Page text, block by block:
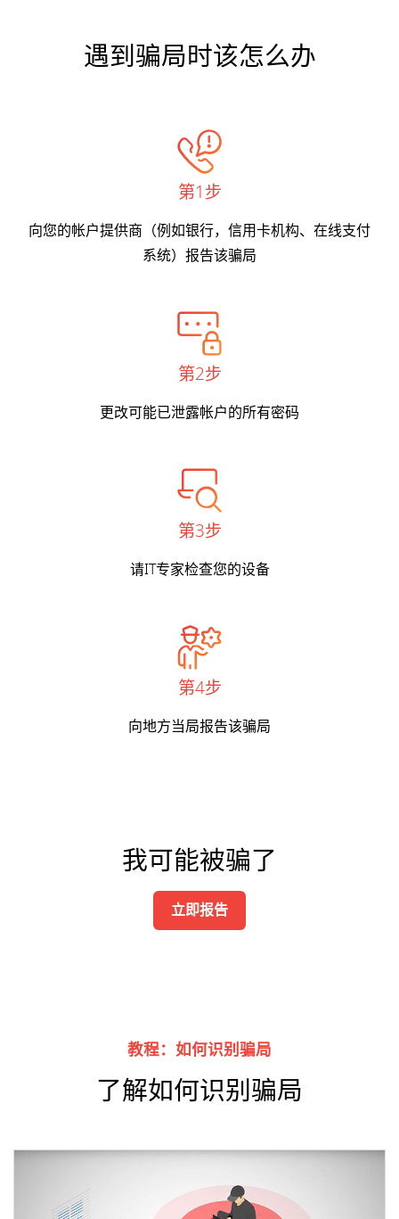
遇到骗局时该怎么办
第1步
向您的帐户提供商（例如银行，信用卡机构、在线支付
系统）报告该骗局
第2步
更改可能已泄露帐户的所有密码
第3步
请IT专家检查您的设备
第4步
向地方当局报告该骗局
我可能被骗了
立即报告
教程：如何识别骗局
了解如何识别骗局